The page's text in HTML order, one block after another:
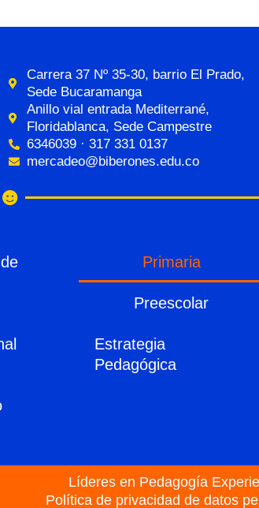
Carrera 37 Nº 35-30, barrio El Prado,
Sede Bucaramanga
Anillo vial entrada Mediterrané,
Floridablanca, Sede Campestre
6346039 · 317 331 0137
mercadeo@biberones.edu.co
Primaria
Preescolar
Estrategia
Pedagógica
Líderes en Pedagogía
Política de privacidad de datos